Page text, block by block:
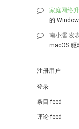
家庭网络
的
南小濡 发
macOS 驱
注册用户
登录
条目 feed
评论 feed